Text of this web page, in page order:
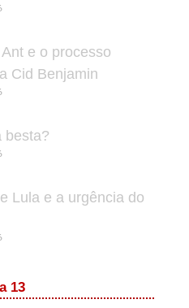
e o processo
Cid Benjamin
besta?
Lula e a urgência do
13